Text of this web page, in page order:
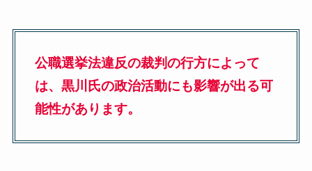
公職選挙法違反の裁判の行方によって
は、黒川氏の政治活動にも影響が出る可
能性があります。